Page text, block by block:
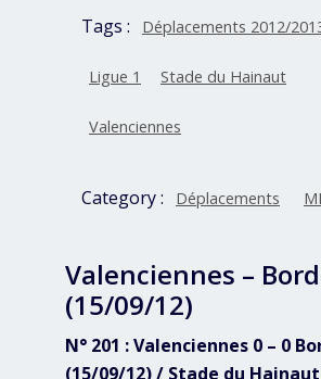
Tags : Déplacements 2012/
Ligue 1 Stade du Hainaut
Valenciennes
Category : Déplacements
Valenciennes –
(15/09/12)
N° 201 : Valenciennes 0 – 0
(15/09/12) / Stade du Hainaut